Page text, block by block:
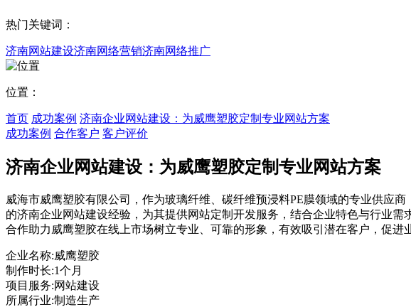
热门关键词：
济南网站建设济南网络营销济南网络推广
位置：
首页 成功案例 济南企业网站建设：为威鹰塑胶定制专业网站方案
成功案例 合作客户 客户评价
济南企业网站建设：为威鹰塑胶定制专业网站方案
威海市威鹰塑胶有限公司，作为玻璃纤维、碳纤维预浸料PE膜领域的专业供应
的济南企业网站建设经验，为其提供网站定制开发服务，结合企业特色与行业
合作助力威鹰塑胶在线上市场树立专业、可靠的形象，有效吸引潜在客户，促进
企业名称:威鹰塑胶
制作时长:1个月
项目服务:网站建设
所属行业:制造生产